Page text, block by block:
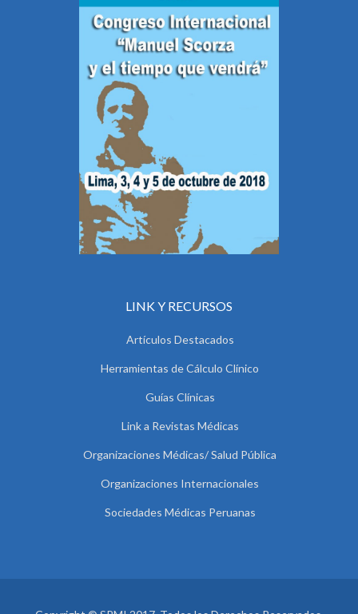
LINK Y RECURSOS
Artículos Destacados
Herramientas de Cálculo Clínico
Guías Clínicas
Link a Revistas Médicas
Organizaciones Médicas/ Salud Pública
Organizaciones Internacionales
Sociedades Médicas Peruanas